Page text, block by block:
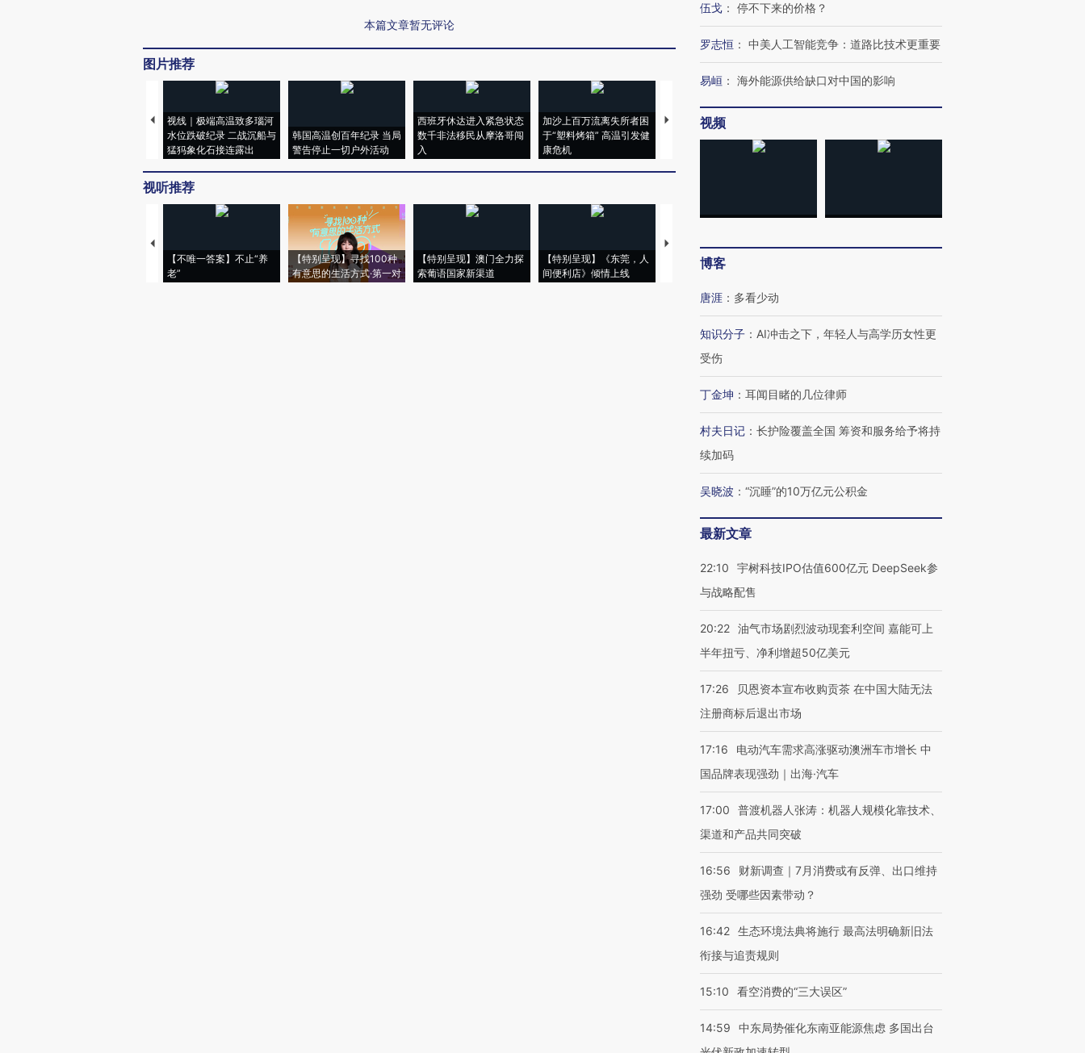
本篇文章暂无评论
图片推荐
视线｜极端高温致多瑙河
水位跌破纪录 二战沉船与
猛犸象化石接连露出
韩国高温创百年纪录 当局
警告停止一切户外活动
西班牙休达进入紧急状态
数千非法移民从摩洛哥闯
入
加沙上百万流离失所者困
于“塑料烤箱” 高温引发健
康危机
视线｜HYROX的吸金
视听推荐
【不唯一答案】不止“养
老”
【特别呈现】寻找100种
有意思的生活方式·第一对
【特别呈现】澳门全力探
索葡语国家新渠道
【特别呈现】《东莞，人
间便利店》倾情上线
【推广】走进第四届链博
会，让数智科技“链”接产
【商旅对话】华住集团
伍戈 ： 停不下来的价格？
罗志恒 ： 中美人工智能竞争：道路比技术更重要
易峘 ： 海外能源供给缺口对中国的影响
视频
博客
唐涯 ： 多看少动
知识分子 ： AI冲击之下，年轻人与高学历女性更
受伤
丁金坤 ： 耳闻目睹的几位律师
村夫日记 ： 长护险覆盖全国 筹资和服务给予将持
续加码
吴晓波 ： “沉睡”的10万亿元公积金
最新文章
22:10
宇树科技IPO估值600亿元 DeepSeek参
与战略配售
20:22 油气市场剧烈波动现套利空间 嘉能可上
半年扭亏、净利增超50亿美元
17:26
贝恩资本宣布收购贡茶 在中国大陆无法
注册商标后退出市场
17:16
电动汽车需求高涨驱动澳洲车市增长 中
国品牌表现强劲｜出海·汽车
17:00
普渡机器人张涛：机器人规模化靠技术、
渠道和产品共同突破
16:56
财新调查｜7月消费或有反弹、出口维持
强劲 受哪些因素带动？
16:42 生态环境法典将施行 最高法明确新旧法
衔接与追责规则
15:10 看空消费的“三大误区”
14:59
中东局势催化东南亚能源焦虑 多国出台